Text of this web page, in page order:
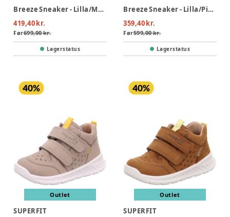
Breeze Sneaker - Lilla/Mønster
419,40 kr.
Før699,00 kr.
Lagerstatus
Breeze Sneaker - Lilla/Pink
359,40 kr.
Før599,00 kr.
Lagerstatus
Outlet
SUPERFIT
Outlet
SUPERFIT